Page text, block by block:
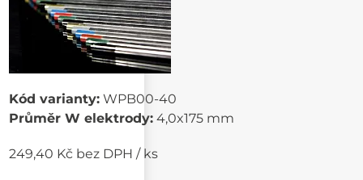
Kód varianty: WPB00-40
Průměr W elektrody: 4,0x175 mm
249,40 Kč bez DPH / ks